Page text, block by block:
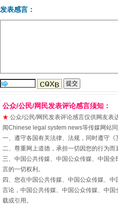
揭批美国五大"原罪"
发表感言：
公众/公民/网民发表评论感言须知：
★ 公众/公民/网民发表评论感言仅供网友
闻Chinese legal system news等传媒网站
一、遵守各国有关法律、法规，同时遵守《
二、尊重网上道德，承担一切因您的行为而
三、中国公共传媒、中国公众传媒、中国
言的一切权利。
四、您在中国公共传媒、中国公众传媒、
言论，中国公共传媒、中国公众传媒、中
载或引用。